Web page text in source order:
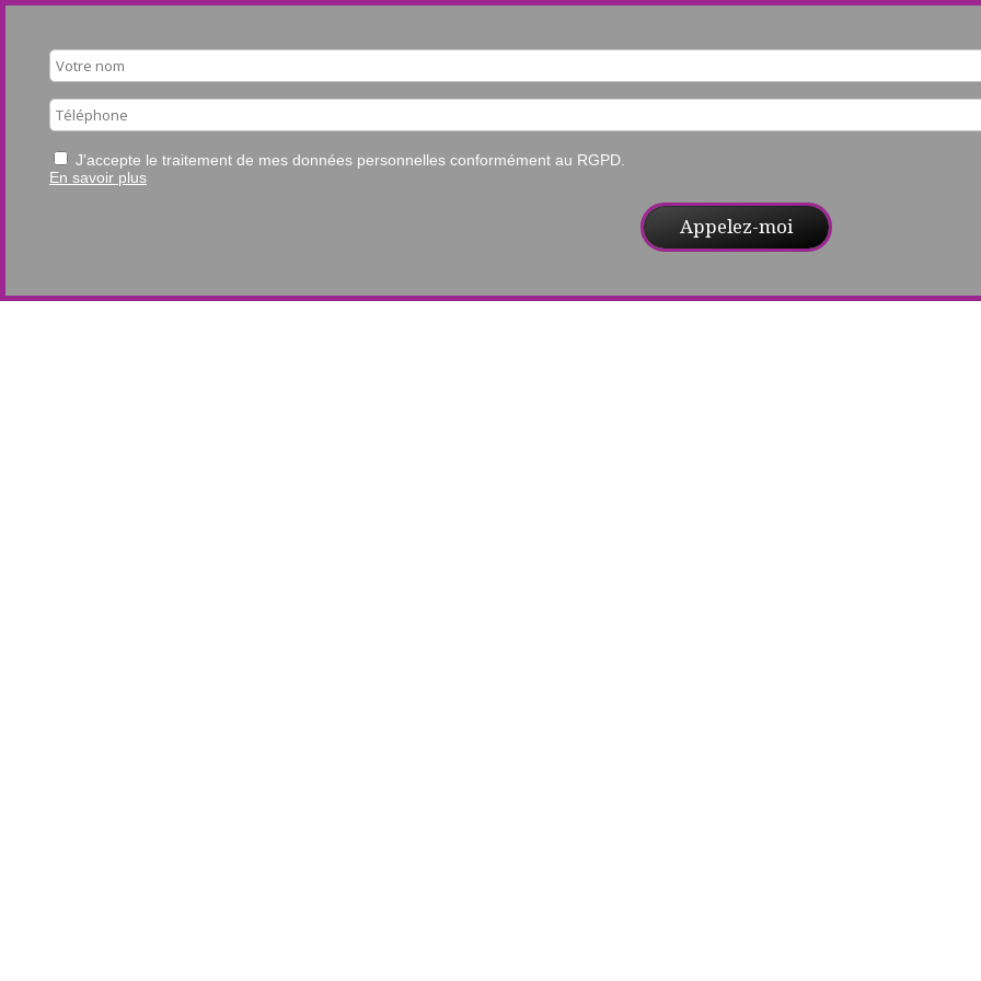
J'accepte le traitement de mes données personnelles conformément au RGPD.
En savoir plus